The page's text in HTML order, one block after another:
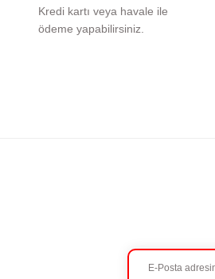
Kredi kartı veya havale ile
ödeme yapabilirsiniz.